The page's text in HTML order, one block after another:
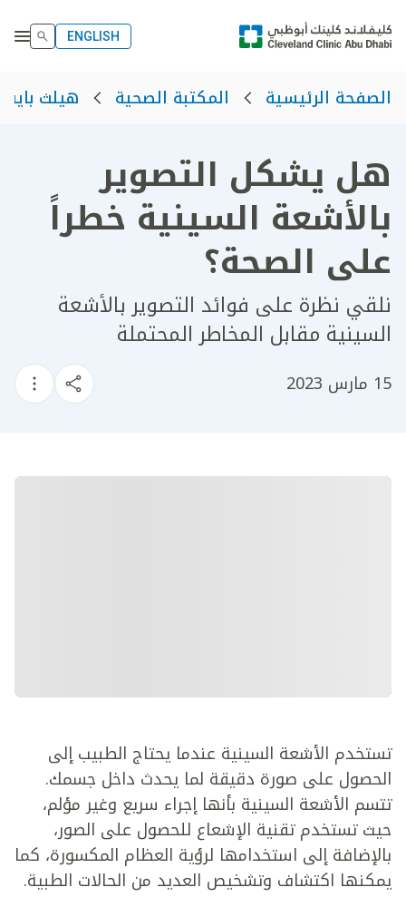
ENGLISH
الصفحة الرئيسية المكتبة الصحية هيلث بايت
هل يشكل التصوير
بالأشعة السينية خطراً
على الصحة؟
نلقي نظرة على فوائد التصوير بالأشعة
السينية مقابل المخاطر المحتملة
15 مارس 2023
تستخدم الأشعة السينية عندما يحتاج الطبيب إلى
الحصول على صورة دقيقة لما يحدث داخل جسمك.
تتسم الأشعة السينية بأنها إجراء سريع وغير مؤلم،
حيث تستخدم تقنية الإشعاع للحصول على الصور،
بالإضافة إلى استخدامها لرؤية العظام المكسورة، كما
يمكنها اكتشاف وتشخيص العديد من الحالات الطبية.